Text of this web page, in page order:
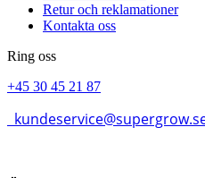
Retur och reklamationer
Kontakta oss
Ring oss
+45 30 45 21 87